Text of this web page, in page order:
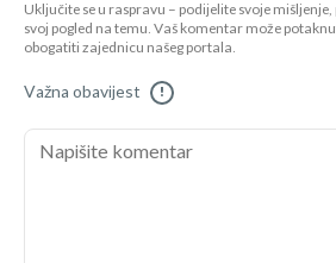
Uključite se u raspravu – podijelite svoje
svoj pogled na temu. Vaš komentar može
obogatiti zajednicu našeg portala.
Važna obavijest !